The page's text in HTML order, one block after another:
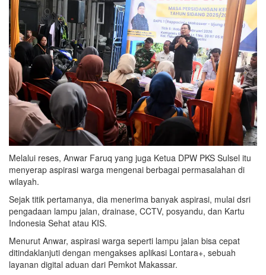
Melalui reses, Anwar Faruq yang juga Ketua DPW PKS Sulsel itu
menyerap aspirasi warga mengenai berbagai permasalahan di
wilayah.
Sejak titik pertamanya, dia menerima banyak aspirasi, mulai dsri
pengadaan lampu jalan, drainase, CCTV, posyandu, dan Kartu
Indonesia Sehat atau KIS.
Menurut Anwar, aspirasi warga seperti lampu jalan bisa cepat
ditindaklanjuti dengan mengakses aplikasi Lontara+, sebuah
layanan digital aduan dari Pemkot Makassar.